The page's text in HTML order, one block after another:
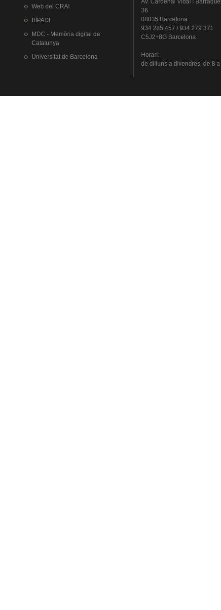
Web del CRAI
BIPADI
MDC - Memòria digital de
Catalunya
Universitat de Barcelona
Av. Cardenal Vidal i
36
08035 Barcelona
934 285 457 / 934 279 371
C5J2+8G Barcelona
Horari:
de dillunsa divendres, de 8